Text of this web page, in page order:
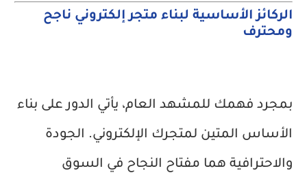
الركائز الأساسية لبناء متجر إلكتروني ناجح
ومحترف
بمجرد فهمك للمشهد العام، يأتي الدور على بناء
الأساس المتين لمتجرك الإلكتروني. الجودة
والاحترافية هما مفتاح النجاح في السوق